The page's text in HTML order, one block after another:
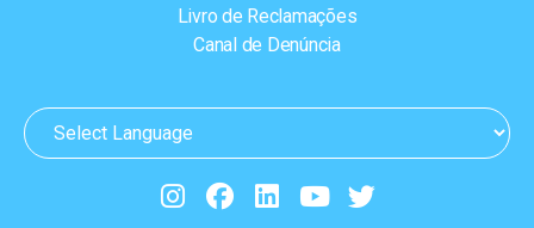
Livro de Reclamações
Canal de Denúncia